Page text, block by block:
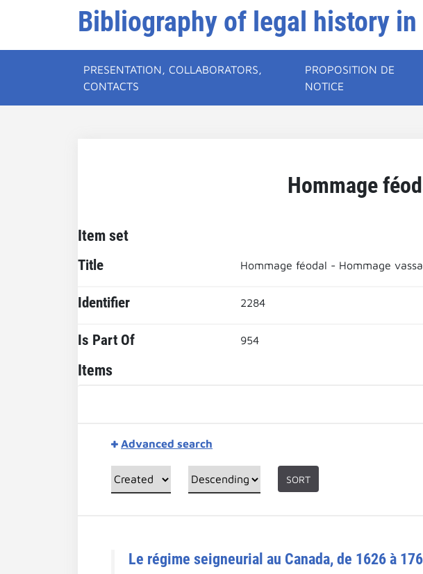
Bibliography of legal history
PRESENTATION, COLLABORATORS,
CONTACTS
PROPOSITION DE
NOTICE
Hommage
Item set
Title Hommage féodal - Hommage
Identifier 2284
Is Part Of 954
Items
Advanced search
SORT
Le régime seigneurial au Canada, de 1626 à